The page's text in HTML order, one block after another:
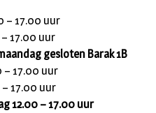
– 17.00 uur
17.00 uur
gesloten Barak 1B
– 17.00 uur
17.00 uur
12.00 – 17.00 uur